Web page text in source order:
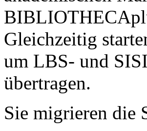
Gleichzeitig
um LBS- und
übertragen.
Sie migrieren die